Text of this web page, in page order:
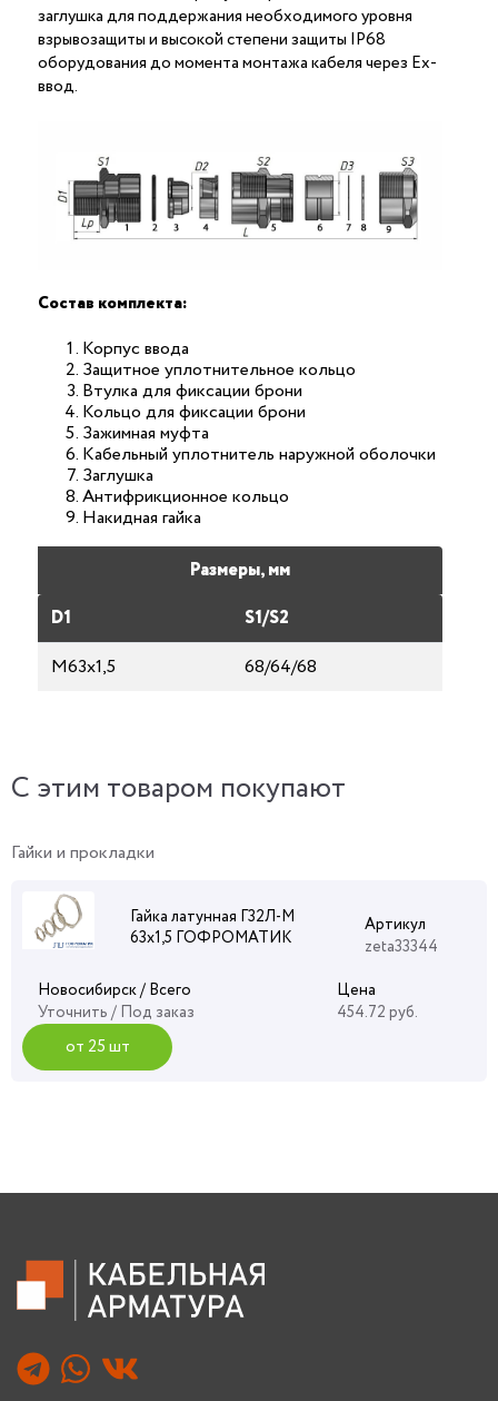
заглушка для поддержания необходимого уровня
взрывозащиты и высокой степени защиты IP68
оборудования до момента монтажа кабеля через Ex-
ввод.
Состав комплекта:
Корпус ввода
Защитное уплотнительное кольцо
Втулка для фиксации брони
Кольцо для фиксации брони
Зажимная муфта
Кабельный уплотнитель наружной оболочки
Заглушка
Антифрикционное кольцо
Накидная гайка
Размеры, мм
D1
S1/S2
М63х1,5
68/64/68
C этим товаром покупают
Гайки и прокладки
Гайка латунная Г32Л-М
63х1,5 ГОФРОМАТИК
Артикул
zeta33344
Новосибирск / Всего
Уточнить / Под заказ
Цена
454.72 руб.
от 25 шт